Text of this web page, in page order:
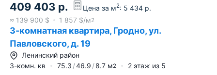
409 403 р. Цена за м2: 5 434 р.
≈ 139 900 $ 1 857 $/м2
3-комнатная квартира, Гродно, ул.
Павловского, д. 19
Ленинский район
3-комн. кв
75.3 46.9 8.7 м2 2 этаж из 5